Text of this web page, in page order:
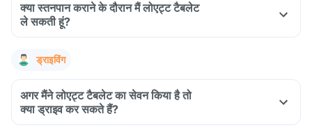
क्या स्तनपान कराने के दौरान मैं लोएट्ट टैबलेट
ले सकती हूं?
ड्राइविंग
अगर मैंने लोएट्ट टैबलेट का सेवन किया है तो
क्या ड्राइव कर सकते हैं?